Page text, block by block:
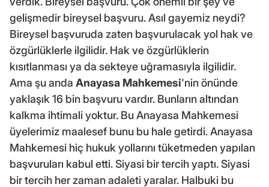
gelişmedir bireysel başvuru. Asıl gayemiz neydi?
Bireysel başvuruda zaten başvurulacak yol hak ve
özgürlüklerle ilgilidir. Hak ve özgürlüklerin
kısıtlanması ya da sekteye uğramasıyla ilgilidir.
Ama şu anda Anayasa Mahkemesi'nin önünde
yaklaşık 16 bin başvuru vardır. Bunların altından
kalkma ihtimali yoktur. Bu Anayasa Mahkemesi
üyelerimiz maalesef bunu bu hale getirdi. Anayasa
Mahkemesi hiç hukuk yollarını tüketmeden yapılan
başvuruları kabul etti. Siyasi bir tercih yaptı. Siyasi
bir tercih her zaman adaleti yaralar. Halbuki bu